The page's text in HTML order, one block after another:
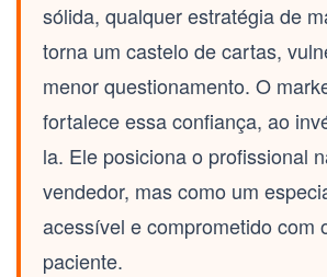
sólida, qualquer estratégia de
torna um castelo de cartas,
menor questionamento. O
fortalece essa confiança, ao
la. Ele posiciona o profissional
vendedor, mas como um
acessível e comprometido com
paciente.